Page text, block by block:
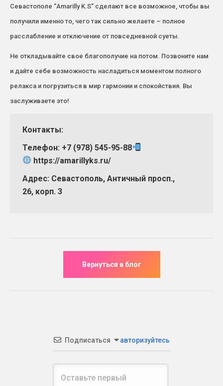
Севастополе “Amarilly K.S” сделают все возможное, чтобы вы
получили именно то, чего так сильно желаете – полное
расслабление и отключение от повседневной суеты.
Не откладывайте свое благополучие на потом. Позвоните нам
и дайте себе возможность насладиться моментом полного
релакса и погрузиться в мир гармонии и спокойствия. Вы
заслуживаете это!
Контакты:
Телефон: +7 (978) 545-95-88
https://amarillyks.ru/
Адрес: Севастополь, Античный просп.,
26, корп. 3
Подписаться авторизуйтесь